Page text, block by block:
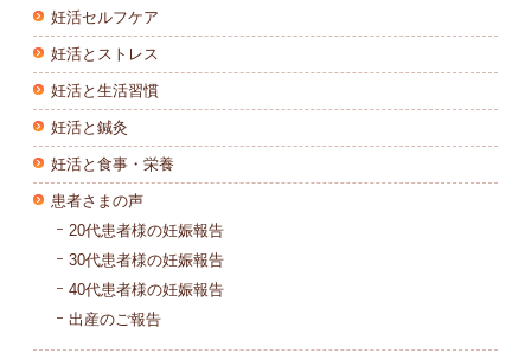
妊活セルフケア
妊活とストレス
妊活と生活習慣
妊活と鍼灸
妊活と食事・栄養
患者さまの声
20代患者様の妊娠報告
30代患者様の妊娠報告
40代患者様の妊娠報告
出産のご報告